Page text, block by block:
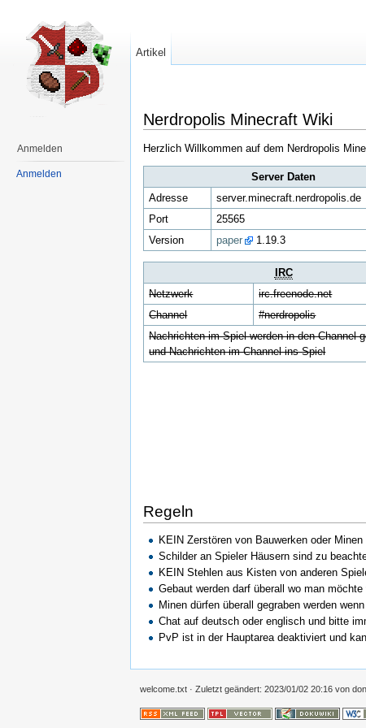
Nerdropolis Minecraft Wiki
Herzlich Willkommen auf dem Nerdropolis
Server Daten
Adresse
server.minecraft.nerdropolis.de
Port
25565
Version
paper 1.19.3
IRC
Netzwerk
irc.freenode.net
Channel
#nerdropolis
Nachrichten im Spiel werden in den Channel
und Nachrichten im Channel ins Spiel
Regeln
KEIN Zerstören von Bauwerken oder
Schilder an Spieler Häusern sind zu
KEIN Stehlen aus Kisten von anderen
Gebaut werden darf überall wo man
Minen dürfen überall gegraben werden
Chat auf deutsch oder englisch und bitte
PvP ist in der Hauptarea deaktiviert und
Artikel
Anmelden
Anmelden
welcome.txt · Zuletzt geändert: 2023/01/02 20:16 von